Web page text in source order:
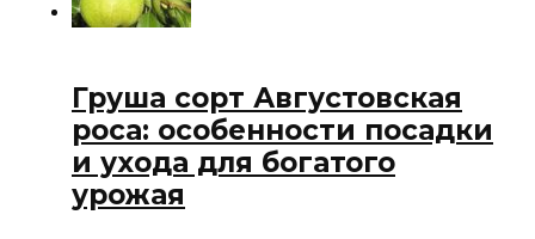
Груша сорт Августовская
роса: особенности посадки
и ухода для богатого
урожая